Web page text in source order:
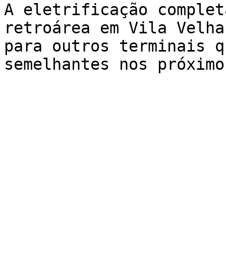
A eletrificação
retroárea em Vila
para outros terminais
semelhantes nos